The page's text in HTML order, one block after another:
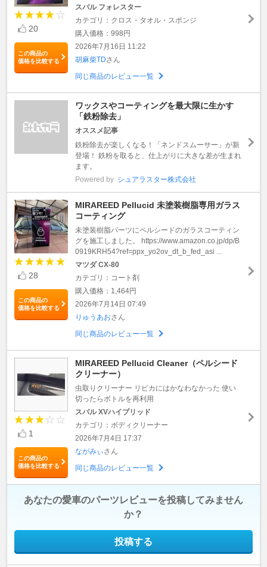
20
この商品の
価格を比較する
スバル フォレスター
カテゴリ：クロス・タオル・スポンジ
購入価格：998円
2026年7月16日 11:22
胡麻柴TDさん
同じ商品のレビュー一覧
ワックスやコーティングを最大限に生かす
「鉄粉除去」
オススメ記事
鉄粉除去が楽しくなる！「ネンドスムーサー」が新
登場！ 鉄粉を取ると、仕上がりに大きな差が生まれ
ます。
Powered by シュアラスター株式会社
28
この商品の
価格を比較する
MIRAREED Pellucid 未塗装樹脂専用ガラス
コーティング
未塗装樹脂パーツにペルシードのガラスコーティン
グを施工しました。 https://www.amazon.co.jp/dp/B
0919KRH54?ref=ppx_yo2ov_dt_b_fed_asi ...
マツダ CX-80
カテゴリ：コート剤
購入価格：1,464円
2026年7月14日 07:49
りゅうあおさん
同じ商品のレビュー一覧
1
この商品の
価格を比較する
MIRAREED Pellucid Cleaner（ペルシード
クリーナー）
虫取りクリーナー リピカにはかなわなかった 使い
切ったらボトルを再利用
スバル XVハイブリッド
カテゴリ：ボディクリーナー
2026年7月4日 17:37
ながみぃさん
同じ商品のレビュー一覧
あなたの愛車のパーツレビューを投稿してみません
か？
投稿する